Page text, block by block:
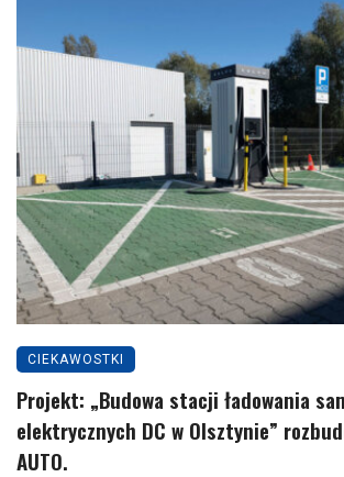
CIEKAWOSTKI
Projekt: „Budowa stacji ładowania
elektrycznych DC w Olsztynie”
AUTO.